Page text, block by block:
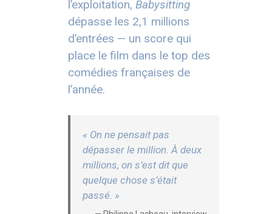
l’exploitation, Babysitting
dépasse les 2,1 millions
d’entrées — un score qui
place le film dans le top des
comédies françaises de
l’année.
« On ne pensait pas
dépasser le million. À deux
millions, on s’est dit que
quelque chose s’était
passé. »